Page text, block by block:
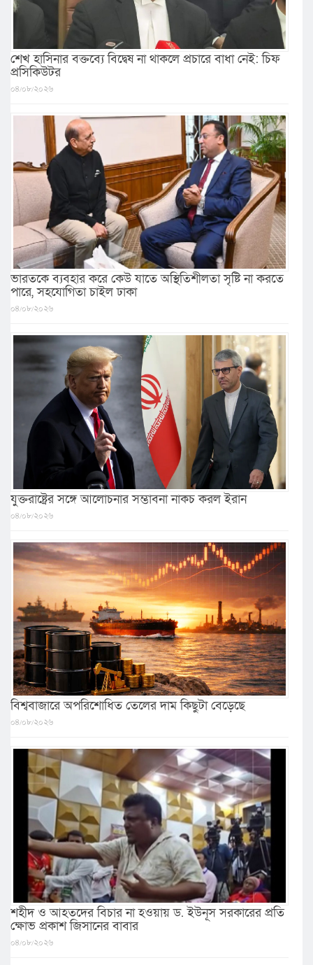
শেখ হাসিনার বক্তব্যে বিদ্বেষ না থাকলে প্রচারে বাধা নেই: চিফ
প্রসিকিউটর
০৪/০৮/২০২৬
ভারতকে ব্যবহার করে কেউ যাতে অস্থিতিশীলতা সৃষ্টি না করতে
পারে, সহযোগিতা চাইল ঢাকা
০৪/০৮/২০২৬
যুক্তরাষ্ট্রের সঙ্গে আলোচনার সম্ভাবনা নাকচ করল ইরান
০৪/০৮/২০২৬
বিশ্ববাজারে অপরিশোধিত তেলের দাম কিছুটা বেড়েছে
০৪/০৮/২০২৬
শহীদ ও আহতদের বিচার না হওয়ায় ড. ইউনূস সরকারের প্রতি
ক্ষোভ প্রকাশ জিসানের বাবার
০৪/০৮/২০২৬